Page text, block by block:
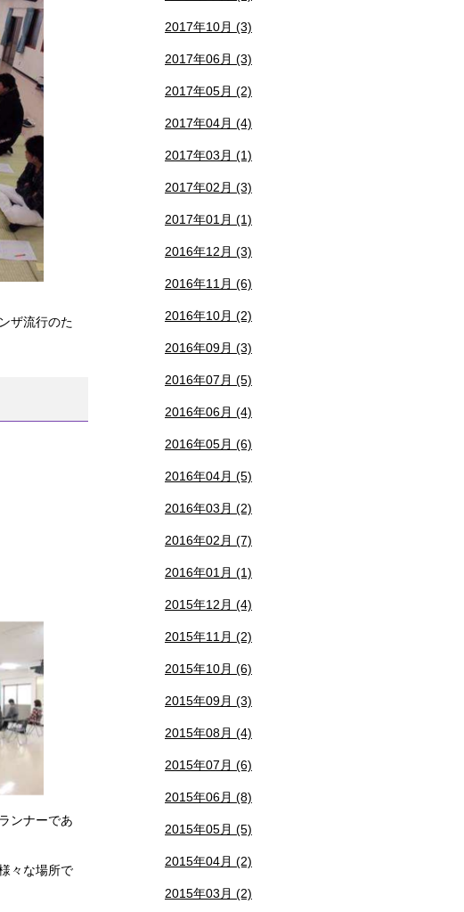
ザ流行のた
ンナーであ
々な場所で
2017年10月 (3)
2017年06月 (3)
2017年05月 (2)
2017年04月 (4)
2017年03月 (1)
2017年02月 (3)
2017年01月 (1)
2016年12月 (3)
2016年11月 (6)
2016年10月 (2)
2016年09月 (3)
2016年07月 (5)
2016年06月 (4)
2016年05月 (6)
2016年04月 (5)
2016年03月 (2)
2016年02月 (7)
2016年01月 (1)
2015年12月 (4)
2015年11月 (2)
2015年10月 (6)
2015年09月 (3)
2015年08月 (4)
2015年07月 (6)
2015年06月 (8)
2015年05月 (5)
2015年04月 (2)
2015年03月 (2)